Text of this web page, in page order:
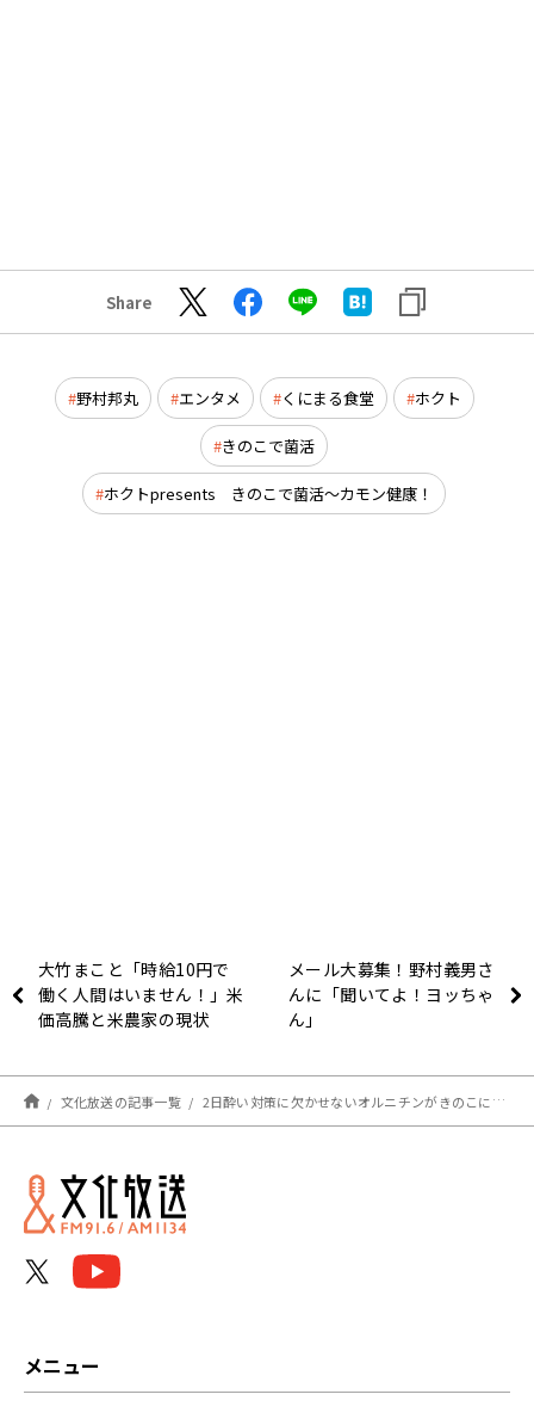
Share
野村邦丸 エンタメ くにまる食堂 ホクト
きのこで菌活
ホクトpresents きのこで菌活～カモン健康！
大竹まこと「時給10円で
働く人間はいません！」米
価高騰と米農家の現状
メール大募集！野村義男さ
んに「聞いてよ！ヨッちゃ
ん」
文化放送の記事一覧 2日酔い対策に欠かせないオルニチンがきのこにはしじみの5～7倍！？
メニュー